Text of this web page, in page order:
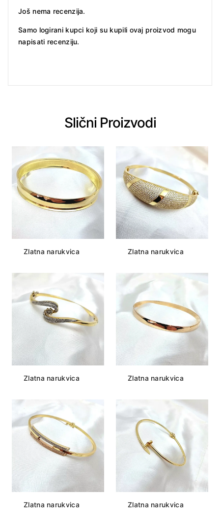
Još nema recenzija.
Samo logirani kupci koji su kupili ovaj proizvod mogu
napisati recenziju.
Slični Proizvodi
Zlatna narukvica Zlatna narukvica
Zlatna narukvica Zlatna narukvica
Zlatna narukvica Zlatna narukvica